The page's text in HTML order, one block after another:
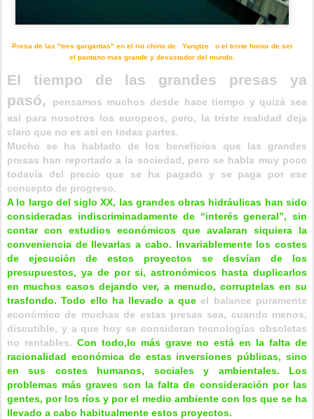
Presa de las "tres gargantas" en el rio chino de Yangtze o el triste honor de ser
el pantano mas grande y devastador del mundo.
El tiempo de las grandes presas ya
pasó,
pensamos muchos desde hace tiempo y quizá sea
así para nosotros los europeos, pero, la triste realidad deja
claro que no es así en todas partes.
Mucho se ha hablado de los beneficios que las grandes
presas han reportado a la sociedad, pero se habla muy poco
todavía del precio que se ha pagado y se paga por ese
concepto de progreso.
A lo largo del siglo XX, las grandes obras hidráulicas han sido
consideradas indiscriminadamente de “interés general”, sin
contar con estudios económicos que avalaran siquiera la
conveniencia de llevarlas a cabo. Invariablemente los costes
de ejecución de estos proyectos se desvían de los
presupuestos, ya de por si, astronómicos hasta duplicarlos
en muchos casos dejando ver, a menudo, corruptelas en su
trasfondo. Todo ello ha llevado a que el balance puramente
económico de muchas de estas presas sea, cuando menos,
discutible, y a que hoy se consideran tecnologías obsoletas
no rentables. Con todo,lo más grave no está en la falta de
racionalidad económica de estas inversiones públicas, sino
en sus costes humanos, sociales y ambientales. Los
problemas más graves son la falta de consideración por las
gentes, por los ríos y por el medio ambiente con los que se ha
llevado a cabo habitualmente estos proyectos.